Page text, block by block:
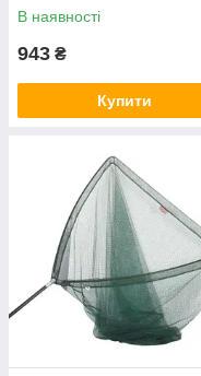
В наявності
943 ₴
Купити